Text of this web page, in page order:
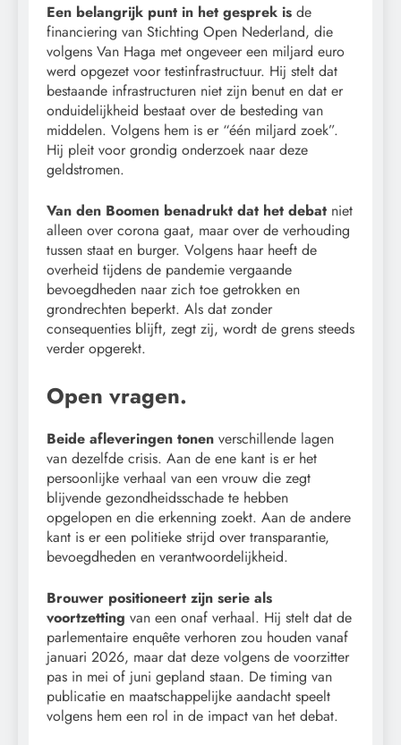
Een belangrijk punt in het gesprek is de
financiering van Stichting Open Nederland, die
volgens Van Haga met ongeveer een miljard euro
werd opgezet voor testinfrastructuur. Hij stelt dat
bestaande infrastructuren niet zijn benut en dat er
onduidelijkheid bestaat over de besteding van
middelen. Volgens hem is er “één miljard zoek”.
Hij pleit voor grondig onderzoek naar deze
geldstromen.
Van den Boomen benadrukt dat het debat niet
alleen over corona gaat, maar over de verhouding
tussen staat en burger. Volgens haar heeft de
overheid tijdens de pandemie vergaande
bevoegdheden naar zich toe getrokken en
grondrechten beperkt. Als dat zonder
consequenties blijft, zegt zij, wordt de grens steeds
verder opgerekt.
Open vragen.
Beide afleveringen tonen verschillende lagen
van dezelfde crisis. Aan de ene kant is er het
persoonlijke verhaal van een vrouw die zegt
blijvende gezondheidsschade te hebben
opgelopen en die erkenning zoekt. Aan de andere
kant is er een politieke strijd over transparantie,
bevoegdheden en verantwoordelijkheid.
Brouwer positioneert zijn serie als
voortzetting van een onaf verhaal. Hij stelt dat de
parlementaire enquête verhoren zou houden vanaf
januari 2026, maar dat deze volgens de voorzitter
pas in mei of juni gepland staan. De timing van
publicatie en maatschappelijke aandacht speelt
volgens hem een rol in de impact van het debat.